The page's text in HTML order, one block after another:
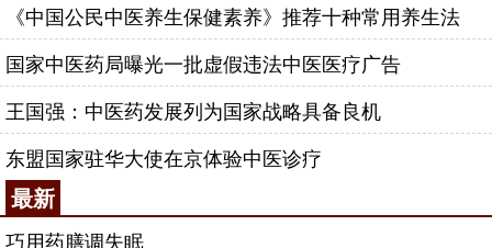
《中国公民中医养生保健素养》推荐十种常用养生法
国家中医药局曝光一批虚假违法中医医疗广告
王国强：中医药发展列为国家战略具备良机
东盟国家驻华大使在京体验中医诊疗
最新
巧用药膳调失眠